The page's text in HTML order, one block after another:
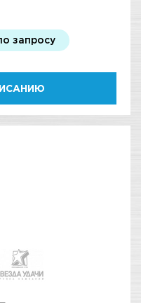
запросу